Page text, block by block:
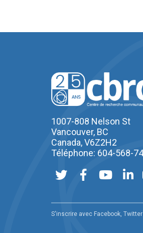
1007-808 Nelson St
Vancouver, BC
Canada, V6Z2H2
Téléphone: 604-568-
S'inscrire avec Facebook,